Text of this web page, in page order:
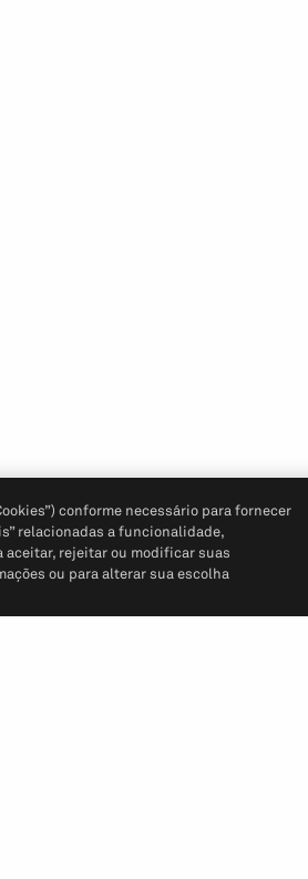
conforme necessário para fornecer
relacionadas a funcionalidade,
rejeitar ou modificar suas
ou para alterar sua escolha